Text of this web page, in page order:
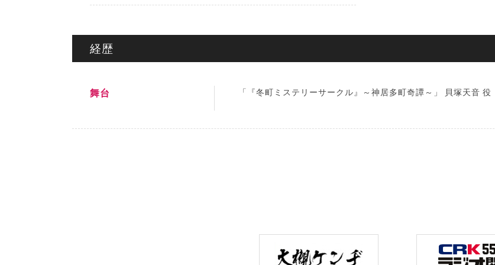
経歴
舞台 「『冬町ミステリーサークル』～神居多町奇譚～」 貝塚天音 役